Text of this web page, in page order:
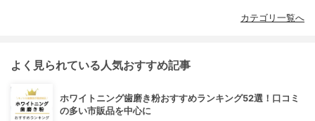
カテゴリ一覧へ
よく見られている人気おすすめ記事
ホワイトニング歯磨き粉おすすめランキング52選！口コミ
の多い市販品を中心に